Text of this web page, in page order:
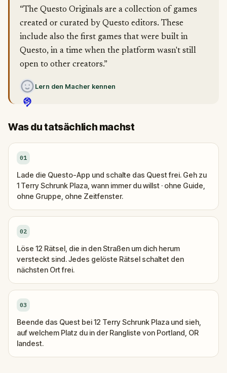
“The Questo Originals are a collection of games
created or curated by Questo editors. These
include also the first games that were built in
Questo, in a time when the platform wasn't still
open to other creators.”
Lern den Macher kennen
Was du tatsächlich machst
01
Lade die Questo-App und schalte das Quest frei. Geh zu
1 Terry Schrunk Plaza, wann immer du willst · ohne Guide,
ohne Gruppe, ohne Zeitfenster.
02
Löse 12 Rätsel, die in den Straßen um dich herum
versteckt sind. Jedes gelöste Rätsel schaltet den
nächsten Ort frei.
03
Beende das Quest bei 12 Terry Schrunk Plaza und sieh,
auf welchem Platz du in der Rangliste von Portland, OR
landest.